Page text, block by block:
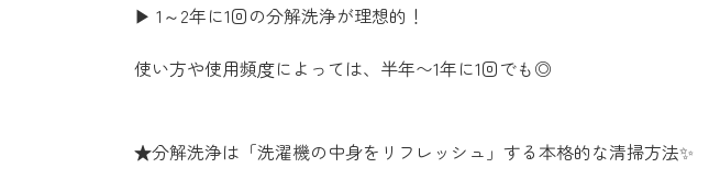
▶ 1～2年に1回の分解洗浄が理想的！
使い方や使用頻度によっては、半年〜1年に1回でも◎
★分解洗浄は「洗濯機の中身をリフレッシュ」する本格的な清掃方法✨